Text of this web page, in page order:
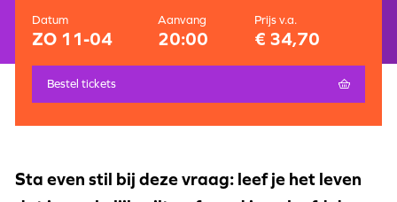
Sta even stil bij deze vraag: leef je het leven
Datum
ZO 11-04
Aanvang
20:00
Prijs v.a.
€ 34,70
Bestel tickets